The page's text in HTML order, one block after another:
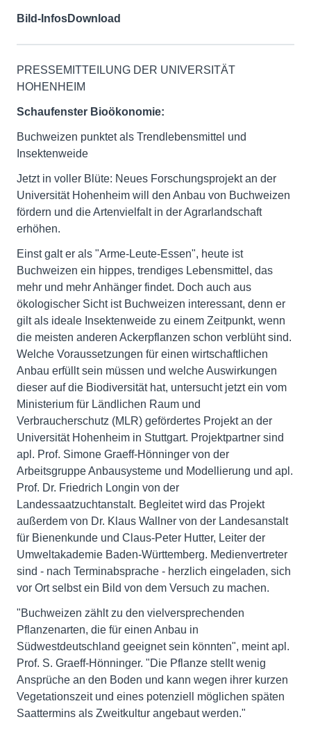
Bild-InfosDownload
PRESSEMITTEILUNG DER UNIVERSITÄT
HOHENHEIM
Schaufenster Bioökonomie:
Buchweizen punktet als Trendlebensmittel und
Insektenweide
Jetzt in voller Blüte: Neues Forschungsprojekt an der
Universität Hohenheim will den Anbau von Buchweizen
fördern und die Artenvielfalt in der Agrarlandschaft
erhöhen.
Einst galt er als "Arme-Leute-Essen", heute ist
Buchweizen ein hippes, trendiges Lebensmittel, das
mehr und mehr Anhänger findet. Doch auch aus
ökologischer Sicht ist Buchweizen interessant, denn er
gilt als ideale Insektenweide zu einem Zeitpunkt, wenn
die meisten anderen Ackerpflanzen schon verblüht sind.
Welche Voraussetzungen für einen wirtschaftlichen
Anbau erfüllt sein müssen und welche Auswirkungen
dieser auf die Biodiversität hat, untersucht jetzt ein vom
Ministerium für Ländlichen Raum und
Verbraucherschutz (MLR) gefördertes Projekt an der
Universität Hohenheim in Stuttgart. Projektpartner sind
apl. Prof. Simone Graeff-Hönninger von der
Arbeitsgruppe Anbausysteme und Modellierung und apl.
Prof. Dr. Friedrich Longin von der
Landessaatzuchtanstalt. Begleitet wird das Projekt
außerdem von Dr. Klaus Wallner von der Landesanstalt
für Bienenkunde und Claus-Peter Hutter, Leiter der
Umweltakademie Baden-Württemberg. Medienvertreter
sind - nach Terminabsprache - herzlich eingeladen, sich
vor Ort selbst ein Bild von dem Versuch zu machen.
"Buchweizen zählt zu den vielversprechenden
Pflanzenarten, die für einen Anbau in
Südwestdeutschland geeignet sein könnten", meint apl.
Prof. S. Graeff-Hönninger. "Die Pflanze stellt wenig
Ansprüche an den Boden und kann wegen ihrer kurzen
Vegetationszeit und eines potenziell möglichen späten
Saattermins als Zweitkultur angebaut werden."